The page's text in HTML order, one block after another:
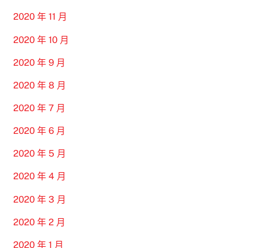
2020 年 11 月
2020 年 10 月
2020 年 9 月
2020 年 8 月
2020 年 7 月
2020 年 6 月
2020 年 5 月
2020 年 4 月
2020 年 3 月
2020 年 2 月
2020 年 1 月